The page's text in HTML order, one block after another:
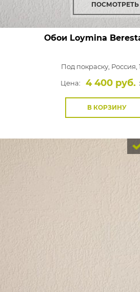
ПОСМОТРЕТЬ
Обои Loymina
Под покраску, Россия,
Цена:
4 400 руб.
В КОРЗИНУ